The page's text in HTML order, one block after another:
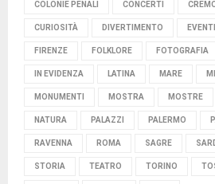
COLONIE PENALI CONCERTI
CURIOSITÀ DIVERTIMENTO EVENTI
FIRENZE FOLKLORE FOTOGRAFIA
IN EVIDENZA LATINA MARE
MONUMENTI MOSTRA MOSTRE
NATURA PALAZZI PALERMO
RAVENNA ROMA SAGRE
STORIA TEATRO TORINO